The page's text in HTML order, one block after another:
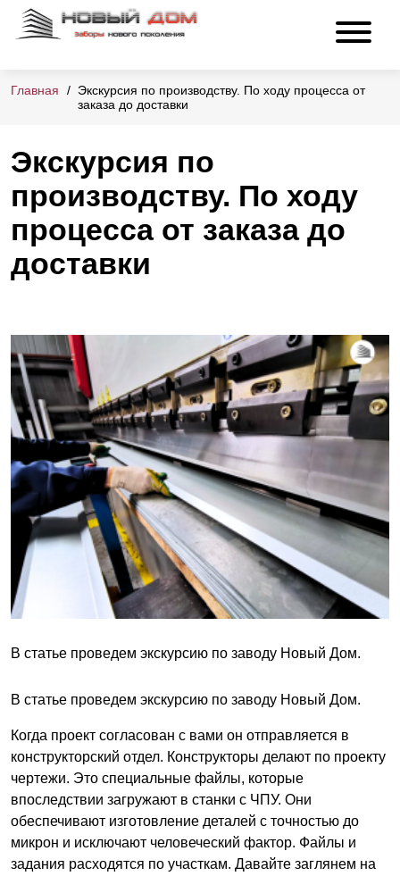
Главная
Экскурсия по производству. По ходу процесса от
заказа до доставки
Экскурсия по
производству. По ходу
процесса от заказа до
доставки
В статье проведем экскурсию по заводу Новый Дом.
В статье проведем экскурсию по заводу Новый Дом.
Когда проект согласован с вами он отправляется в
конструкторский отдел. Конструкторы делают по проекту
чертежи. Это специальные файлы, которые
впоследствии загружают в станки с ЧПУ. Они
обеспечивают изготовление деталей с точностью до
микрон и исключают человеческий фактор. Файлы и
задания расходятся по участкам. Давайте заглянем на